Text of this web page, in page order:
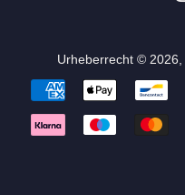
Urheberrecht © 2026,